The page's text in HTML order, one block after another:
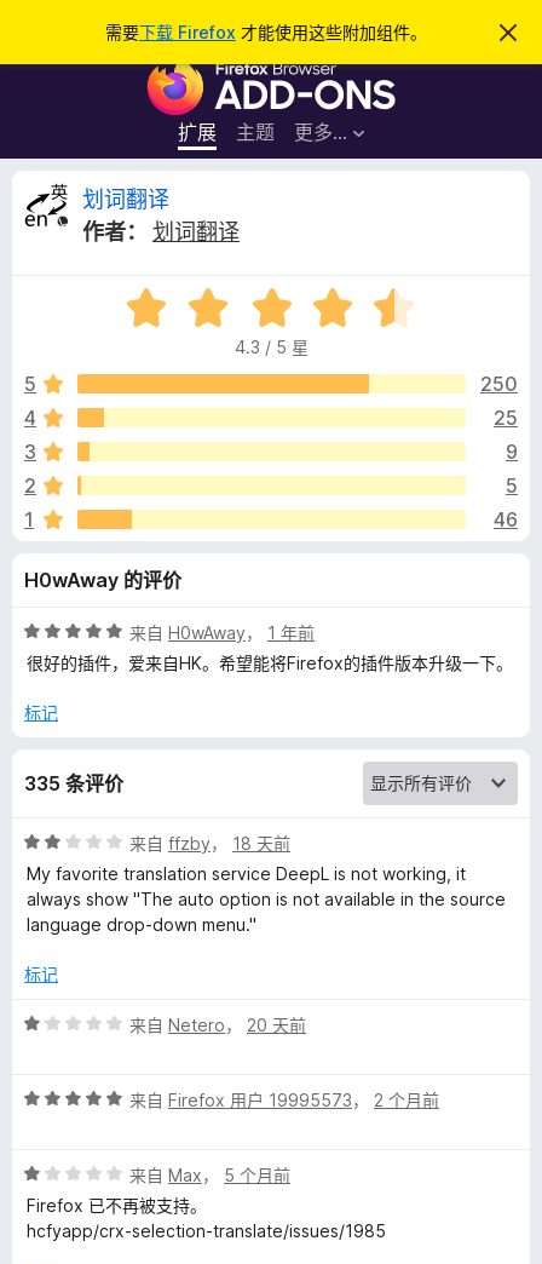
需要下载 Firefox 才能使用这些附加组件。
忽
此
F
r
e
览
器
附
加
件
扩展 主题 更多…
登录
划
翻
译
的
评
价
划词翻译
作者：
划词翻译
评
分
.
/
4.3 / 5 星
5
250
4
25
3
9
2
5
1
46
H0wAway 的评价
评
分
/
来自 H0wAway， 1 年前
很好的插件，爱来自HK。希望能将Firefox的插件版本升级一下。
标记
335 条评价
评
分
2
/
来自 ffzby， 18 天前
My favorite translation service DeepL is not working, it
always show "The auto option is not available in the source
language drop-down menu."
标记
评
/
来自 Netero， 20 天前
评
/
5
来自 Firefox 用户 19995573， 2 个月前
评
分
1
来自 Max， 5 个月前
Firefox 已不再被支持。
hcfyapp/crx-selection-translate/issues/1985